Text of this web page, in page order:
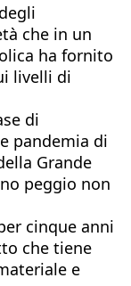
che in un
ha fornito
livelli di
di
pandemia di
Grande
peggio non
cinque anni
che tiene
e